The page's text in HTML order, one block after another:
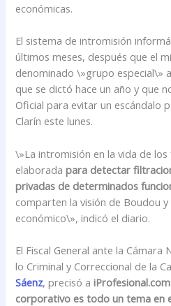
económicas.
El sistema de intromisión
últimos meses, después que el
denominado \»grupo especial\»
que se dictó hace un año y que
Oficial para evitar un escándalo
Clarín este lunes.
\»La intromisión en la vida de
elaboradapara detectar
privadas de determinados
comparten la visión de Boudou
económico\», indicó el diario.
El Fiscal General ante la Cámara
lo Criminal y Correccional de la
Sáenz, precisó aiProfesional.com
corporativo es todo un tema en